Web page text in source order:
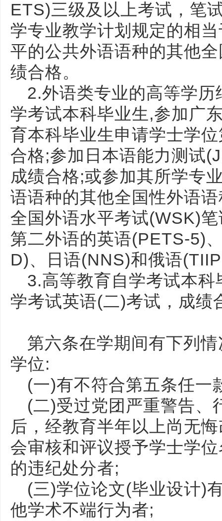
ETS)三级及以上考试，笔
学专业教学计划规定的相
平的公共外语语种的其他
绩合格。
2.外语类专业的高等学
学考试本科毕业生,参加广
育本科毕业生申请学士学
合格;参加日本语能力测试
成绩合格;或参加其所学专
语语种的其他全国性外语
全国外语水平考试(WSK)
第二外语的英语(PETS-5)
D)、日语(NNS)和俄语
3.高等教育自学考试本
学考试英语(二)考试，成绩
第六条在学期间有下列
学位:
(一)有不符合第五条任一
(二)受过党团严重警告、
后，经教育半年以上尚无
会审核和评议授予学士学
的违纪处分者;
(三)学位论文(毕业设计)
他学术不端行为者;